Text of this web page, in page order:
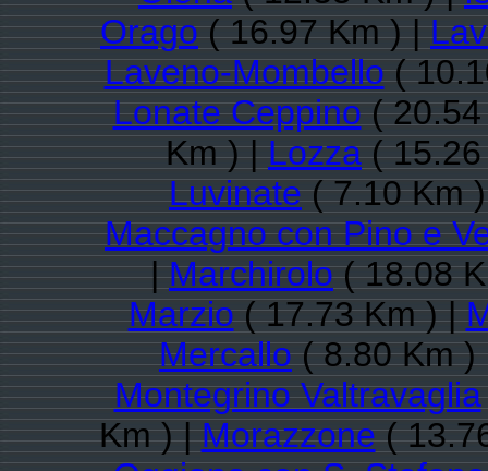
Orago( 16.97 Km ) |
Laveno-Mombello(
Lonate Ceppino(
Km ) |Lozza(
Luvinate( 7.10 Km
Maccagno con Pino e
|Marchirolo( 18.08
Marzio( 17.73 Km ) |
Mercallo( 8.80 Km
Montegrino Valtravaglia
Km ) |Morazzone(